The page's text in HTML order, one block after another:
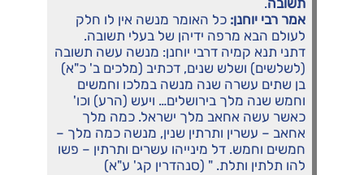
תשובה.
אמר רבי יוחנן: כל האומר מנשה אין לו חלק
לעולם הבא מרפה ידיהן של בעלי תשובה.
דתני תנא קמיה דרבי יוחנן: מנשה עשה תשובה
(לשלשים) ושלש שנים, דכתיב (מלכים ב' כ"א)
בן שתים עשרה שנה מנשה במלכו וחמשים
וחמש שנה מלך בירושלים… ויעש (הרע) וכו'
כאשר עשה אחאב מלך ישראל. כמה מלך
אחאב – עשרין ותרתין שנין, מנשה כמה מלך –
חמשים וחמש. דל מינייהו עשרים ותרתין – פשו
להו תלתין ותלת. " (סנהדרין קג' ע"א)